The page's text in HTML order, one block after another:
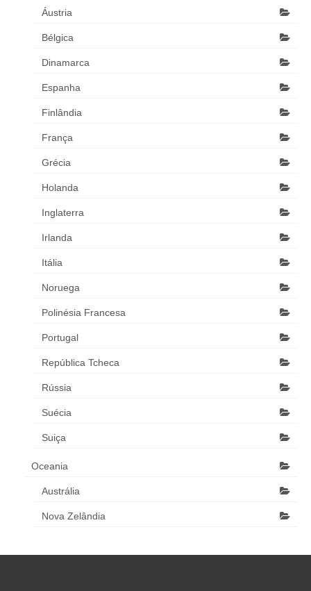
Áustria
Bélgica
Dinamarca
Espanha
Finlândia
França
Grécia
Holanda
Inglaterra
Irlanda
Itália
Noruega
Polinésia Francesa
Portugal
República Tcheca
Rússia
Suécia
Suiça
Oceania
Austrália
Nova Zelândia